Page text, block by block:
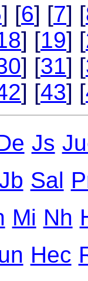
] [6] [7] [
] [19] [
] [31] [
] [43] [
Js
Sal
Mi Nh
Hec